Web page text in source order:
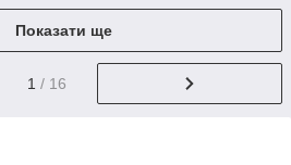
Показати ще
1 / 16